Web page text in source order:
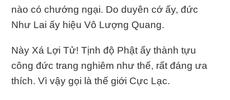
nào có chướng ngại. Do duyên cớ ấy, đức
Như Lai ấy hiệu Vô Lượng Quang.
Này Xá Lợi Tử! Tịnh độ Phật ấy thành tựu
công đức trang nghiêm như thế, rất đáng ưa
thích. Vì vậy gọi là thế giới Cực Lạc.